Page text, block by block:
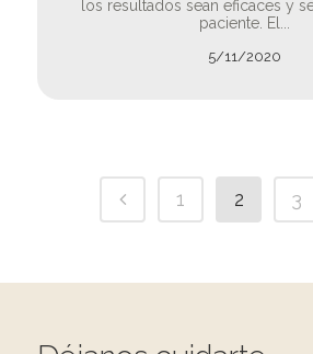
los resultados sean eficaces y
paciente. El...
5/11/2020
1 2 3